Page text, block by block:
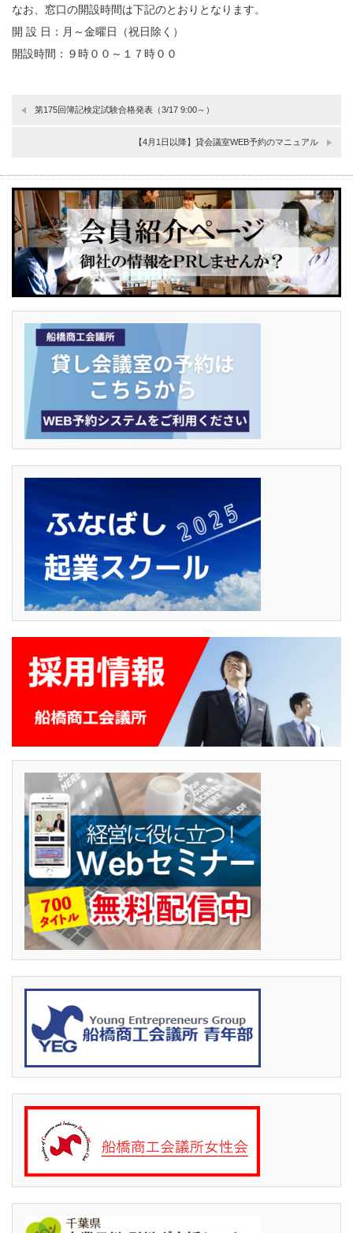
なお、窓口の開設時間は下記のとおりとなります。
開 設 日：月～金曜日（祝日除く）
開設時間：９時００～１７時００
第175回簿記検定試験合格発表（3/17 9:00～）
【4月1日以降】貸会議室WEB予約のマニュアル